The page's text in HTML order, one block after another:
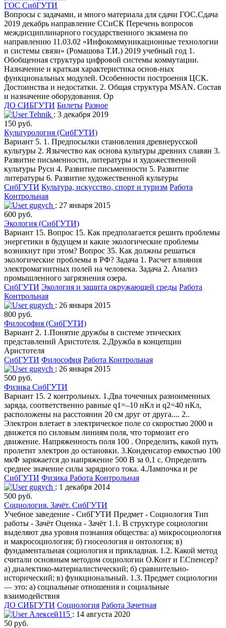
ГОС СибГУТИ
Вопросы с задачами, и много материала для сдачи ГОС.Сдача
2019 декабрь направление ССиСК Перечень вопросов
междисциплинарного государственного экзамена по
направлению 11.03.02 «Инфокоммуникационные технологии
и системы связи» (Ромашова Т.И.) 2019 учебный год 1.
Обобщенная структура цифровой системы коммутации.
Назначение и краткая характеристика основ-ных
функциональных модулей. Особенности построения ЦСК.
Достоинства и недостатки. 2. Общая структура MSAN. Состав
и назначение оборудования. Ор
ДО СИБГУТИ Билеты Разное
Tehnik : 3 декабря 2019
150 руб.
Культурология (СибГУТИ)
Вариант 5. 1. Предпосылки становления древнерусской
культуры 2. Язычество как основа культуры древних славян 3.
Развитие письменности, литературы и художественной
культуры Руси 4. Развитие письменности 5. Развитие
литературы 6. Развитие художественной культуры
СибГУТИ Культура, искусство, спорт и туризм Работа
Контрольная
gugych : 27 января 2015
600 руб.
Экология (СибГУТИ)
Вариант 15. Вопрос 15. Как предполагается решить проблемы
энергетики в будущем и какие экологические проблемы
возникнут при этом? Вопрос 35. Как должны решаться
экологические проблемы в РФ? Задача 1. Расчет влияния
электромагнитных полей на человека. Задача 2. Анализ
промышленного загрязнения озера.
СибГУТИ Экология и защита окружающей среды Работа
Контрольная
gugych : 26 января 2015
800 руб.
Философия (СибГУТИ)
Вариант 2. 1.Понятие дружбы в системе этических
представлений Аристотеля. 2.Дружба в концепции
Аристотеля
СибГУТИ Философия Работа Контрольная
gugych : 26 января 2015
500 руб.
Физика СибГУТИ
Вариант 15. 2 контрольных. 1.Два точечных разноименных
заряда, соответственно равные q1=–10 нКл и q2=40 нКл,
расположены на расстоянии 20 см друг от друга.... 2..
Электрон влетает в электрическое поле со скоростью 2000 и
движется по силовым линиям поля, что тормозит его
движение. Напряженность поля 100 . Определить, какой путь
пролетит электрон до остановки. 3.Конденсатор емкостью 100
мкФ заряжается до напряжение 500 В за 0,1 с. Определить
среднее значение силы зарядного тока. 4.Лампочка и ре
СибГУТИ Физика Работа Контрольная
gugych : 1 декабря 2014
500 руб.
Социология. Зачёт. СибГУТИ
Учебное заведение - СибГУТИ Предмет - Социология Тип
работы - Зачёт Оценка - Зачёт 1.1. В структуре социологии
выделяют два уровня познания общества: а) микросоциология
и макросоциология; б) гносеология и онтология; в)
фундаментальная социология и прикладная. 1.2. Какой метод
считали основным методом социологии О.Конт и Г.Спенсер?
а) диалектико-материалистический; б) сравнительно-
исторический; в) функциональный. 1.3. Предмет социологии
— это: а) социальные отношения и социальные
взаимодействия
ДО СИБГУТИ Социология Работа Зачетная
Алексей115 : 14 августа 2020
50 руб.